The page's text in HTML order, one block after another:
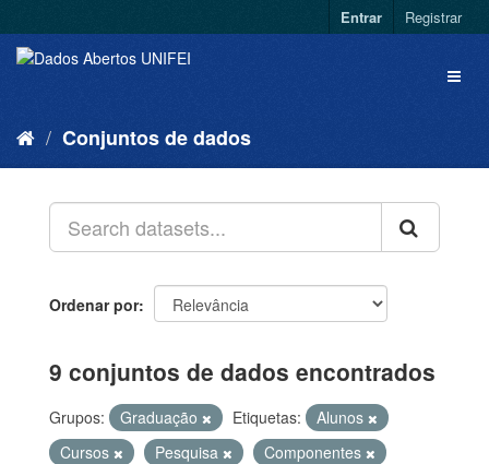
Entrar Registrar
Conjuntos de dados
Ordenar por
9 conjuntos de dados encontrados
Grupos: Graduação Etiquetas:
Alunos
Cursos
Pesquisa
Componentes